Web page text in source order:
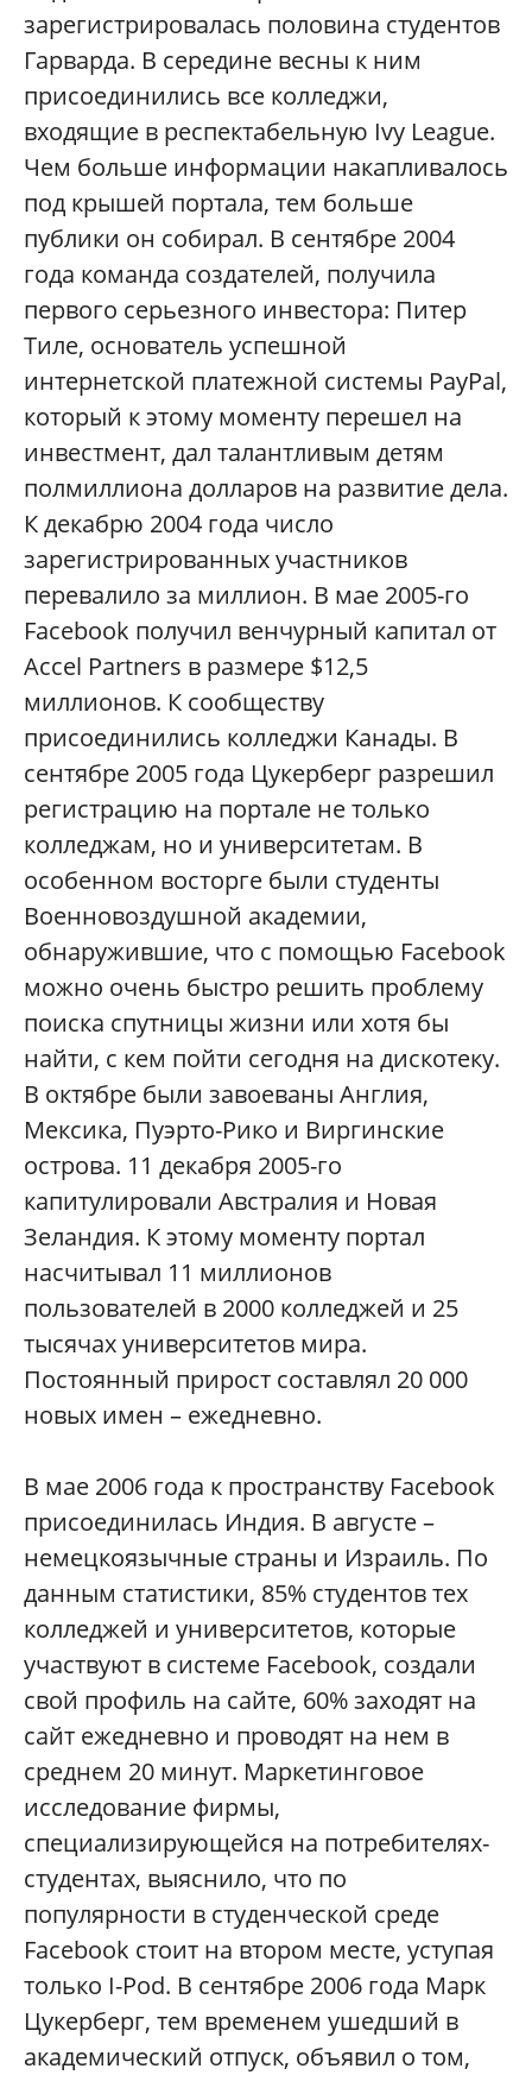
зарегистрировалась половина студентов
Гарварда. В середине весны к ним
присоединились все колледжи,
входящие в респектабельную Ivy League.
Чем больше информации накапливалось
под крышей портала, тем больше
публики он собирал. В сентябре 2004
года команда создателей, получила
первого серьезного инвестора: Питер
Тиле, основатель успешной
интернетской платежной системы PayPal,
который к этому моменту перешел на
инвестмент, дал талантливым детям
полмиллиона долларов на развитие дела.
К декабрю 2004 года число
зарегистрированных участников
перевалило за миллион. В мае 2005-го
Facebook получил венчурный капитал от
Accel Partners в размере $12,5
миллионов. К сообществу
присоединились колледжи Канады. В
сентябре 2005 года Цукерберг разрешил
регистрацию на портале не только
колледжам, но и университетам. В
особенном восторге были студенты
Военновоздушной академии,
обнаружившие, что с помощью Facebook
можно очень быстро решить проблему
поиска спутницы жизни или хотя бы
найти, с кем пойти сегодня на дискотеку.
В октябре были завоеваны Англия,
Мексика, Пуэрто-Рико и Виргинские
острова. 11 декабря 2005-го
капитулировали Австралия и Новая
Зеландия. К этому моменту портал
насчитывал 11 миллионов
пользователей в 2000 колледжей и 25
тысячах университетов мира.
Постоянный прирост составлял 20 000
новых имен – ежедневно.
В мае 2006 года к пространству Facebook
присоединилась Индия. В августе –
немецкоязычные страны и Израиль. По
данным статистики, 85% студентов тех
колледжей и университетов, которые
участвуют в системе Facebook, создали
свой профиль на сайте, 60% заходят на
сайт ежедневно и проводят на нем в
среднем 20 минут. Маркетинговое
исследование фирмы,
специализирующейся на потребителях-
студентах, выяснило, что по
популярности в студенческой среде
Facebook стоит на втором месте, уступая
только I-Pod. В сентябре 2006 года Марк
Цукерберг, тем временем ушедший в
академический отпуск, объявил о том,